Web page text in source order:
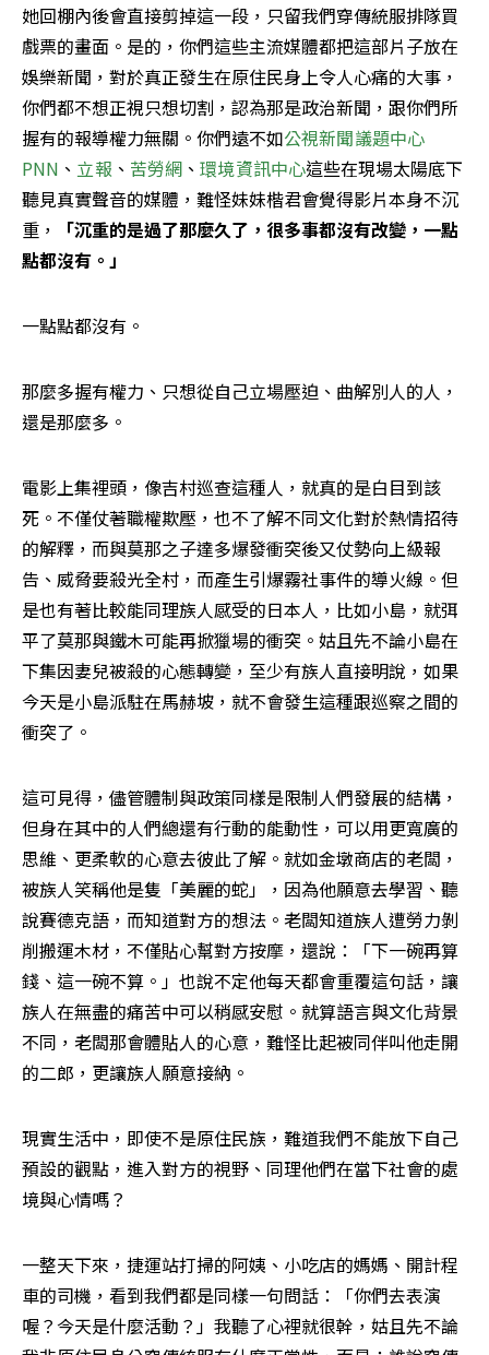
她回棚內後會直接剪掉這一段，只留我們穿傳統服排隊買
戲票的畫面。是的，你們這些主流媒體都把這部片子放在
娛樂新聞，對於真正發生在原住民身上令人心痛的大事，
你們都不想正視只想切割，認為那是政治新聞，跟你們所
握有的報導權力無關。你們遠不如公視新聞議題中心
PNN 、 立報 、 苦勞網 、環境資訊中心這些在現場太陽底下
聽見真實聲音的媒體，難怪妹妹楷君會覺得影片本身不沉
重，
「沉重的是過了那麼久了，很多事都沒有改變，一點
點都沒有。」
一點點都沒有。
那麼多握有權力、只想從自己立場壓迫、曲解別人的人，
還是那麼多。
電影上集裡頭，像吉村巡查這種人，就真的是白目到該
死。不僅仗著職權欺壓，也不了解不同文化對於熱情招待
的解釋，而與莫那之子達多爆發衝突後又仗勢向上級報
告、威脅要殺光全村，而產生引爆霧社事件的導火線。但
是也有著比較能同理族人感受的日本人，比如小島，就弭
平了莫那與鐵木可能再掀獵場的衝突。姑且先不論小島在
下集因妻兒被殺的心態轉變，至少有族人直接明說，如果
今天是小島派駐在馬赫坡，就不會發生這種跟巡察之間的
衝突了。
這可見得，儘管體制與政策同樣是限制人們發展的結構，
但身在其中的人們總還有行動的能動性，可以用更寬廣的
思維、更柔軟的心意去彼此了解。就如金墩商店的老闆，
被族人笑稱他是隻「美麗的蛇」，因為他願意去學習、聽
說賽德克語，而知道對方的想法。老闆知道族人遭勞力剝
削搬運木材，不僅貼心幫對方按摩，還說：「下一碗再算
錢、這一碗不算。」也說不定他每天都會重覆這句話，讓
族人在無盡的痛苦中可以稍感安慰。就算語言與文化背景
不同，老闆那會體貼人的心意，難怪比起被同伴叫他走開
的二郎，更讓族人願意接納。
現實生活中，即使不是原住民族，難道我們不能放下自己
預設的觀點，進入對方的視野、同理他們在當下社會的處
境與心情嗎？
一整天下來，捷運站打掃的阿姨、小吃店的媽媽、開計程
車的司機，看到我們都是同樣一句問話：「你們去表演
喔？今天是什麼活動？」我聽了心裡就很幹，姑且先不論